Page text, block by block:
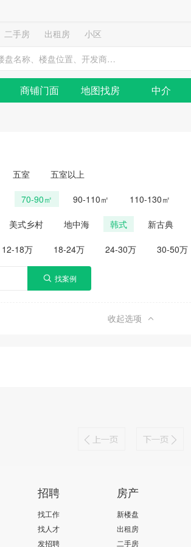
二手房 出租房
小区
商铺门面 地图找房 中介
五室 五室以上
70-90㎡ 90-110㎡ 110-130㎡
美式乡村 地中海 韩式 新古典
12-18万 18-24万 24-30万 30-50万
收起选项
招聘
找工作
找人才
发招聘
房产
新楼盘
出租房
二手房